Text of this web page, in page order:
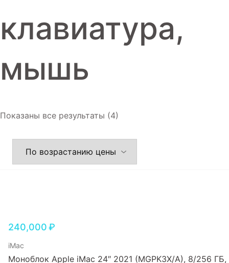
Аксессуары
клавиатура,
мышь
Показаны все результаты (4)
240,000₽
iMac
Моноблок Apple iMac 24″ 2021 (MGPK3X/A), 8/256 ГБ,